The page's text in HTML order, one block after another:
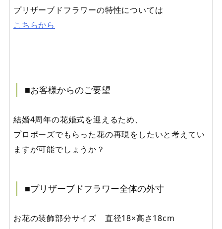
プリザーブドフラワーの特性については
こちらから
■お客様からのご要望
結婚4周年の花婚式を迎えるため、
プロポーズでもらった花の再現をしたいと考えてい
ますが可能でしょうか？
■プリザーブドフラワー全体の外寸
お花の装飾部分サイズ 直径18×高さ18cm